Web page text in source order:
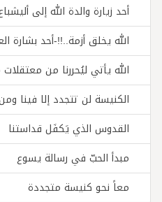
أحد زيارة والدة الله إلى
الله يخلق أزمة..!!-أحد بشارة
الله يأتي ليُحررنا من معتقلات
الكنيسة لن تتجدد إلا فينا ومن
القدوس الذي يَكفَل قداستنا
مبدأ الحبّ في رسالة يسوع
معاً نحو كنيسة متجددة